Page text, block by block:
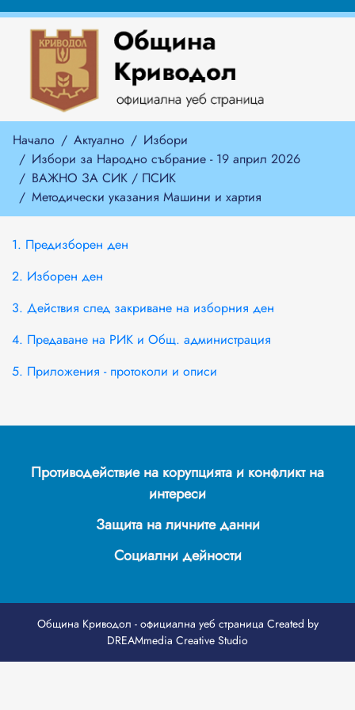
Начало Актуално
Избори
Избори за Народно събрание - 19 април 2026
ВАЖНО ЗА СИК / ПСИК
Методически указания Машини и хартия
1. Предизборен ден
2. Изборен ден
3. Действия след закриване на изборния ден
4. Предаване на РИК и Общ. администрация
5. Приложения - протоколи и описи
Противодействие на корупцията и конфликт на
интереси
Защита на личните данни
Социални дейности
Община Криводол - официална уеб страница Created by
DREAMmedia Creative Studio